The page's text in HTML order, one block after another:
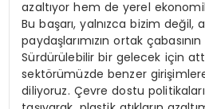
azaltıyor hem de yerel
Bu başarı, yalnızca bizim değil,
paydaşlarımızın ortak
Sürdürülebilir bir gelecek için
sektörümüzde benzer
diliyoruz. Çevre dostu